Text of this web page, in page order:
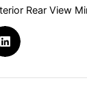
Rear View